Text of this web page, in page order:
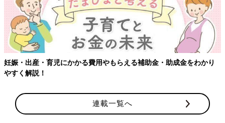
出産・育児にかかる費用やもらえる補助金・助成金をわかり
解説！
【ワ
連載一覧へ